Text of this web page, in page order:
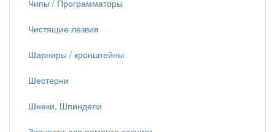
Чипы / Программаторы
Чистящие лезвия
Шарниры / кронштейны
Шестерни
Шнеки, Шпиндели